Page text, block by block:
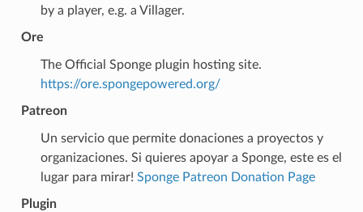
by a player, e.g. a Villager.
Ore
The Official Sponge plugin hosting site.
https://ore.spongepowered.org/
Patreon
Un servicio que permite donaciones a proyectos y
organizaciones. Si quieres apoyar a Sponge, este es el
lugar para mirar! Sponge Patreon Donation Page
Plugin